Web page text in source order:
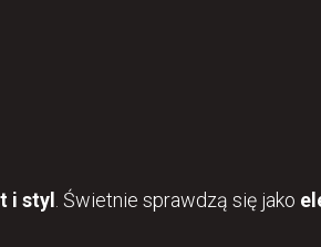
i styl . Świetnie sprawdzą się jako